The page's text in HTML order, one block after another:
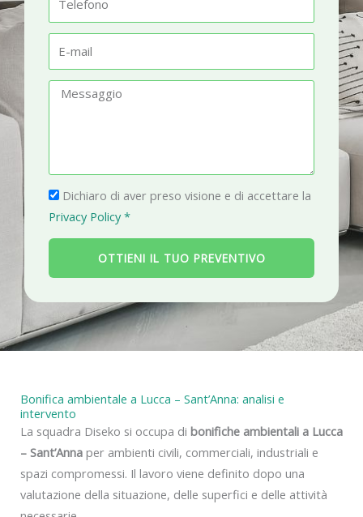
à
l
fm
a
g
g
i
P
r
i
a
c
y
Dichiaro di aver preso visione e di accettare la
Privacy Policy *
OTTIENI IL TUO PREVENTIVO
Bonifica ambientale a Lucca – Sant’Anna: analisi e
intervento
La squadra Diseko si occupa di bonifiche ambientali a Lucca
– Sant’Anna per ambienti civili, commerciali, industriali e
spazi compromessi. Il lavoro viene definito dopo una
valutazione della situazione, delle superfici e delle attività